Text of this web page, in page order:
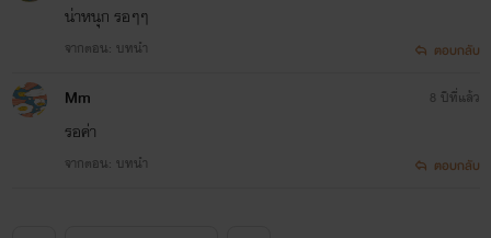
น่าหนุก รอๆๆ
จากตอน: บทนำ ตอบกลับ
Mm
รอค่า
จากตอน: บทนำ
8 ปีที่แล้ว
ตอบกลับ